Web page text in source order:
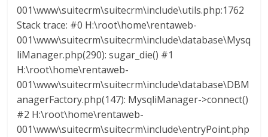
n
a
r
001\www\suitecrm\suitecrm\include\utils.php:1762
Stack trace: #0 H:\root\home\rentaweb-
001\www\suitecrm\suitecrm\include\database\Mysq
liManager.php(290): sugar_die() #1
H:\root\home\rentaweb-
001\www\suitecrm\suitecrm\include\database\DBM
anagerFactory.php(147): MysqliManager->connect()
#2 H:\root\home\rentaweb-
001\www\suitecrm\suitecrm\include\entryPoint.php